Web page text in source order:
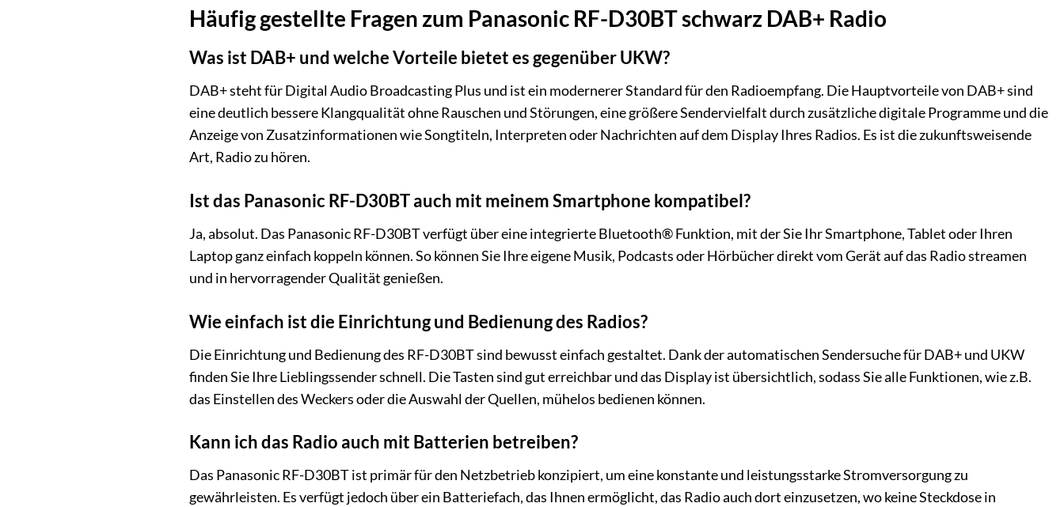
Häufig gestellte Fragen zum Panasonic RF-D30BT schwarz DAB+ Radio
Was ist DAB+ und welche Vorteile bietet es gegenüber UKW?
DAB+ steht für Digital Audio Broadcasting Plus und ist ein modernerer Standard für den Radioempfang. Die Hauptvorteile von DAB+ sind
eine deutlich bessere Klangqualität ohne Rauschen und Störungen, eine größere Sendervielfalt durch zusätzliche digitale Programme und die
Anzeige von Zusatzinformationen wie Songtiteln, Interpreten oder Nachrichten auf dem Display Ihres Radios. Es ist die zukunftsweisende
Art, Radio zu hören.
Ist das Panasonic RF-D30BT auch mit meinem Smartphone kompatibel?
Ja, absolut. Das Panasonic RF-D30BT verfügt über eine integrierte Bluetooth® Funktion, mit der Sie Ihr Smartphone, Tablet oder Ihren
Laptop ganz einfach koppeln können. So können Sie Ihre eigene Musik, Podcasts oder Hörbücher direkt vom Gerät auf das Radio streamen
und in hervorragender Qualität genießen.
Wie einfach ist die Einrichtung und Bedienung des Radios?
Die Einrichtung und Bedienung des RF-D30BT sind bewusst einfach gestaltet. Dank der automatischen Sendersuche für DAB+ und UKW
finden Sie Ihre Lieblingssender schnell. Die Tasten sind gut erreichbar und das Display ist übersichtlich, sodass Sie alle Funktionen, wie z.B.
das Einstellen des Weckers oder die Auswahl der Quellen, mühelos bedienen können.
Kann ich das Radio auch mit Batterien betreiben?
Das Panasonic RF-D30BT ist primär für den Netzbetrieb konzipiert, um eine konstante und leistungsstarke Stromversorgung zu
gewährleisten. Es verfügt jedoch über ein Batteriefach, das Ihnen ermöglicht, das Radio auch dort einzusetzen, wo keine Steckdose in